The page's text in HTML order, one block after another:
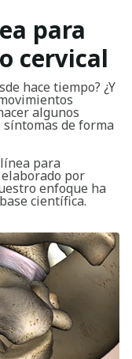
para
cervical
hace tiempo? ¿Y
algunos
de forma
para
por
enfoque ha
científica.